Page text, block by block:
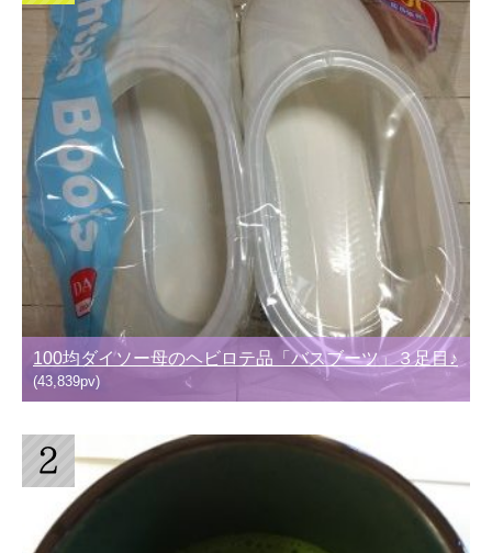
100均ダイソー母のヘビロテ品「バスブーツ」３足目♪
(43,839pv)